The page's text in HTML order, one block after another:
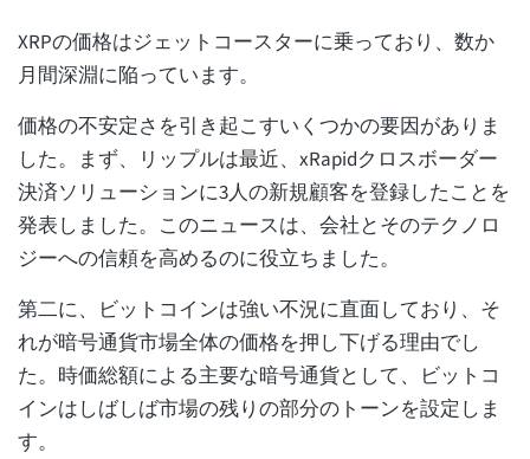
XRPの価格はジェットコースターに乗っており、数か
月間深淵に陥っています。
価格の不安定さを引き起こすいくつかの要因がありま
した。まず、リップルは最近、xRapidクロスボーダー
決済ソリューションに3人の新規顧客を登録したことを
発表しました。このニュースは、会社とそのテクノロ
ジーへの信頼を高めるのに役立ちました。
第二に、ビットコインは強い不況に直面しており、そ
れが暗号通貨市場全体の価格を押し下げる理由でし
た。時価総額による主要な暗号通貨として、ビットコ
インはしばしば市場の残りの部分のトーンを設定しま
す。